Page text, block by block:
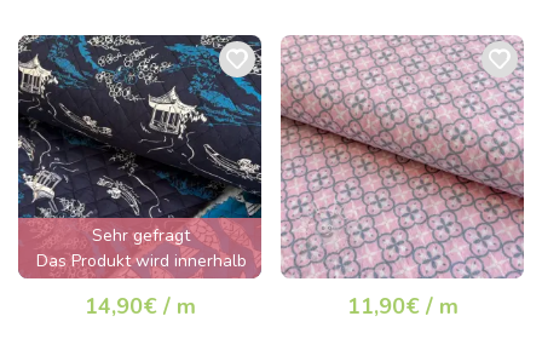
Sehr gefragt
Das Produkt wird innerhalb
von wenigen Stunden
ausverkauft sein
14,90€ / m 11,90€ / m